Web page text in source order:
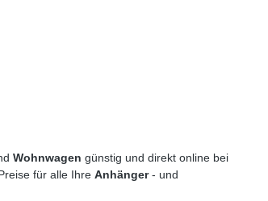
Wohnwagen günstig und direkt online bei
für alle Ihre Anhänger- und